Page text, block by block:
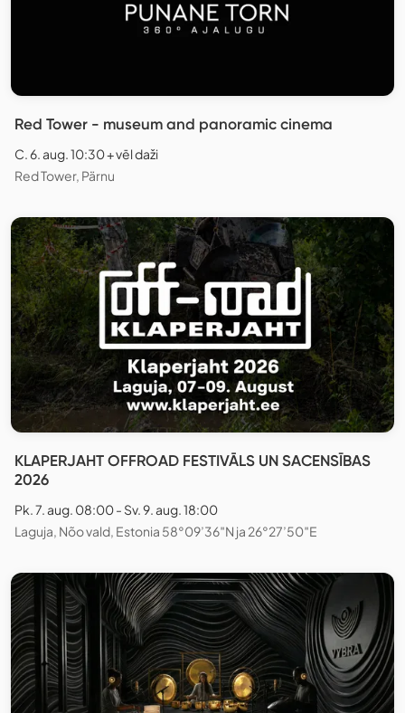
Red Tower - museum and panoramic cinema
C. 6. aug. 10:30 + vēl daži
Red Tower, Pärnu
KLAPERJAHT OFFROAD FESTIVĀLS UN SACENSĪBAS
2026
Pk. 7. aug. 08:00 - Sv. 9. aug. 18:00
Laguja, Nõo vald, Estonia 58°09’36″N ja 26°27’50″E